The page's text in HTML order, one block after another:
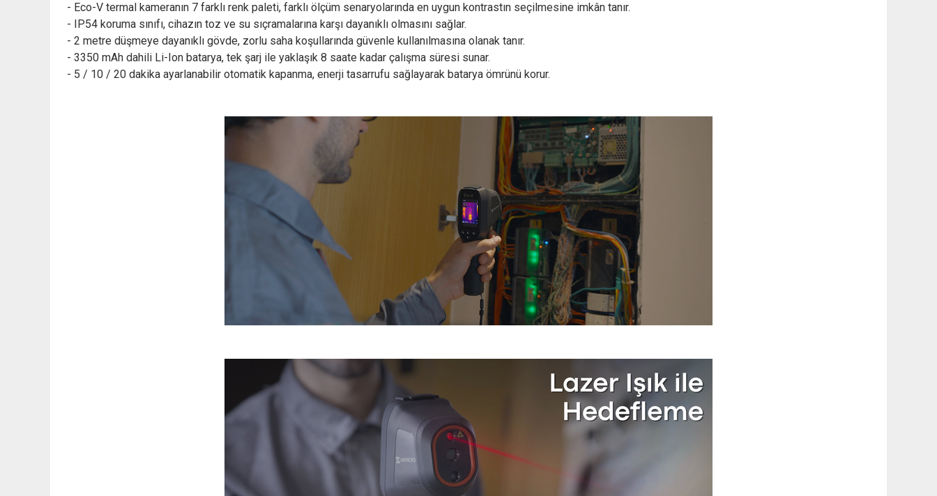
- Eco-V termal kameranın 7 farklı renk paleti, farklı ölçüm senaryolarında en uygun kontrastın seçilmesine imkân tanır.
- IP54 koruma sınıfı, cihazın toz ve su sıçramalarına karşı dayanıklı olmasını sağlar.
- 2 metre düşmeye dayanıklı gövde, zorlu saha koşullarında güvenle kullanılmasına olanak tanır.
- 3350 mAh dahili Li-Ion batarya, tek şarj ile yaklaşık 8 saate kadar çalışma süresi sunar.
- 5 / 10 / 20 dakika ayarlanabilir otomatik kapanma, enerji tasarrufu sağlayarak batarya ömrünü korur.